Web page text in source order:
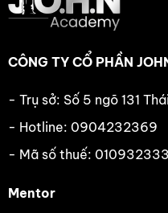
CÔNG TY CỔ PHẦN
- Trụ sở: Số 5 ngõ 131
- Hotline: 0904232369
- Mã số thuế:
Mentor